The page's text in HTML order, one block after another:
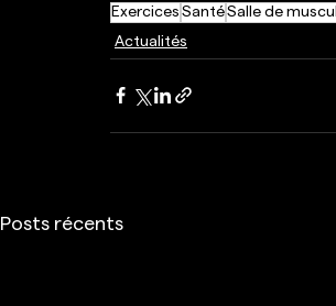
Exercices SantéSalle de
Actualités
Posts récents